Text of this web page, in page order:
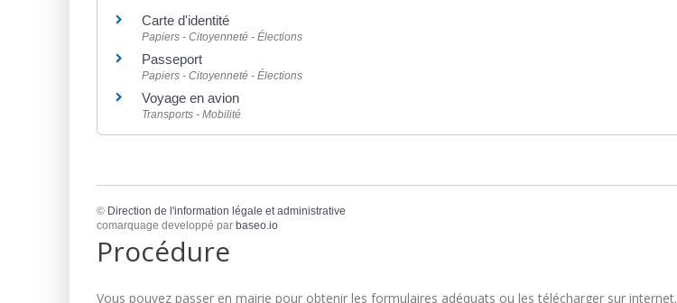
Carte d'identité
Papiers - Citoyenneté - Élections
Passeport
Papiers - Citoyenneté - Élections
Voyage en avion
Transports - Mobilité
© Direction de l'information légale et administrative
comarquage developpé par baseo.io
Procédure
Vous pouvez passer en mairie pour obtenir les formulaires adéquats ou les télécharger sur internet.